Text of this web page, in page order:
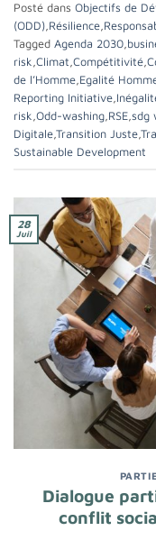
Posté dans Objectifs de
(ODD),Résilience,
Tagged Agenda 2030,
risk,Climat,Compétitivité,
de l’Homme,Egalité
Reporting Initiative,
risk,Odd-washing,RSE,sdg
Digitale,Transition Juste,
Sustainable Development
28
Juil
Dialogue
conflit